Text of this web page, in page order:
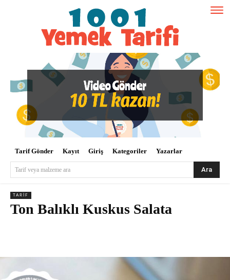
Tarif Gönder Kayıt Giriş Kategoriler Yazarlar
Tarif veya malzeme ara Ara
TARIF
Ton Balıklı Kuskus Salata